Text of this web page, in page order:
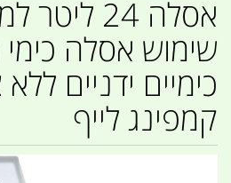
אסלה 24
שימוש אסלה כימי
כימיים ידניים
קמפינג לייף